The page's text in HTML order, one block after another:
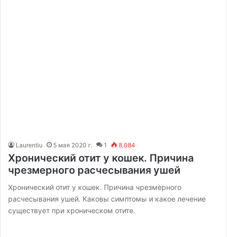
Laurentiu 5 мая 2020 г. 1 8,084
Хронический отит у кошек. Причина
чрезмерного расчесывания ушей
Хронический отит у кошек. Причина чрезмерного
расчесывания ушей. Каковы симптомы и какое лечение
существует при хроническом отите.